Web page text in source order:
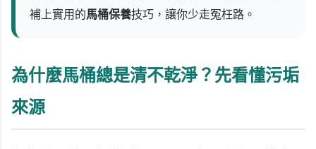
補上實用的馬桶保養技巧，讓你少走冤枉路。
為什麼馬桶總是清不乾淨？先看懂污垢
來源